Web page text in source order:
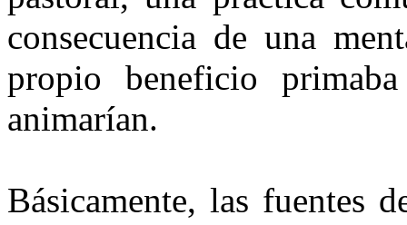
consecuencia de una
propio beneficio
animarían.
Básicamente, las fuentes